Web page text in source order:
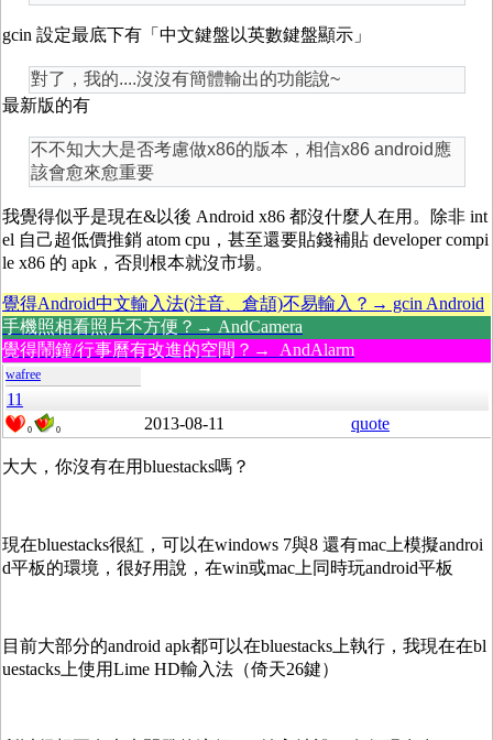
gcin 設定最底下有「中文鍵盤以英數鍵盤顯示」
對了，我的....沒沒有簡體輸出的功能說~
最新版的有
不不知大大是否考慮做x86的版本，相信x86 android應
該會愈來愈重要
我覺得似乎是現在&以後 Android x86 都沒什麼人在用。除非 int
el 自己超低價推銷 atom cpu，甚至還要貼錢補貼 developer compi
le x86 的 apk，否則根本就沒市場。
覺得Android中文輸入法(注音、倉頡)不易輸入？→ gcin Android
手機照相看照片不方便？→ AndCamera
覺得鬧鐘/行事曆有改進的空間？→ AndAlarm
wafree
11
0 0 2013-08-11 quote
大大，你沒有在用bluestacks嗎？
現在bluestacks很紅，可以在windows 7與8 還有mac上模擬androi
d平板的環境，很好用說，在win或mac上同時玩android平板
目前大部分的android apk都可以在bluestacks上執行，我現在在bl
uestacks上使用Lime HD輸入法（倚天26鍵）